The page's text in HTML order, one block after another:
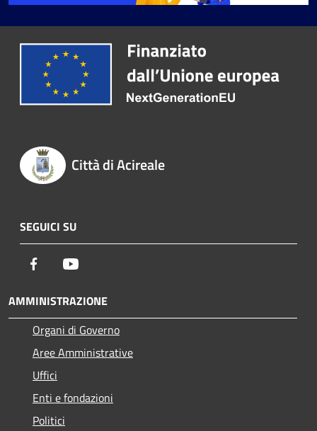
Città di Acireale
SEGUICI SU
Facebook
AMMINISTRAZIONE
Organi di Governo
Aree Amministrative
Uffici
Enti e fondazioni
Politici